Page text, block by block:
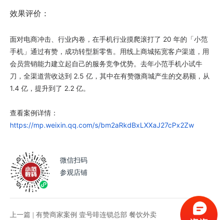
效果评价：
面对电商冲击、行业内卷，在手机行业摸爬滚打了 20 年的「小范
手机」通过有赞，成功转型新零售。用线上商城拓宽客户渠道，用
会员营销能力建立起自己的服务竞争优势。去年小范手机小试牛
刀，全渠道营收达到 2.5 亿，其中在有赞微商城产生的交易额，从
1.4 亿，提升到了 2.2 亿。
查看案例详情：
https://mp.weixin.qq.com/s/bm2aRkdBxLXXaJ27cPx2Zw
微信扫码
参观店铺
上一篇 | 有赞商家案例 壹号啡连锁总部 餐饮外卖